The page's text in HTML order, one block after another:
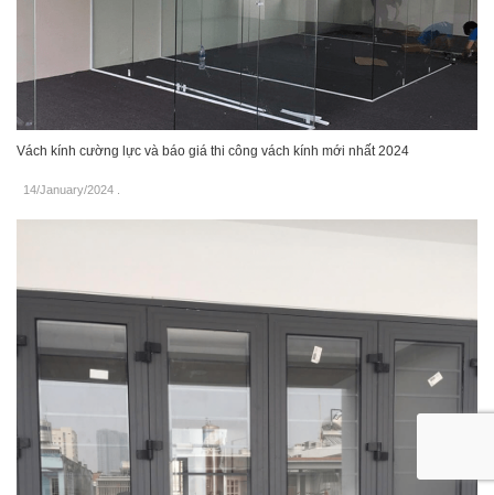
Vách kính cường lực và báo giá thi công vách kính mới nhất 2024
14/January/2024